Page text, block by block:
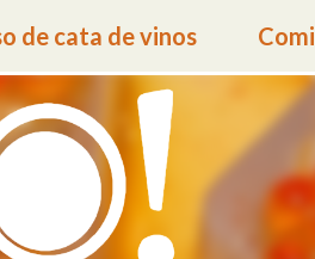
de cata de vinos